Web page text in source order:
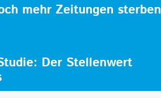
mehr Zeitungen sterben
Der Stellenwert